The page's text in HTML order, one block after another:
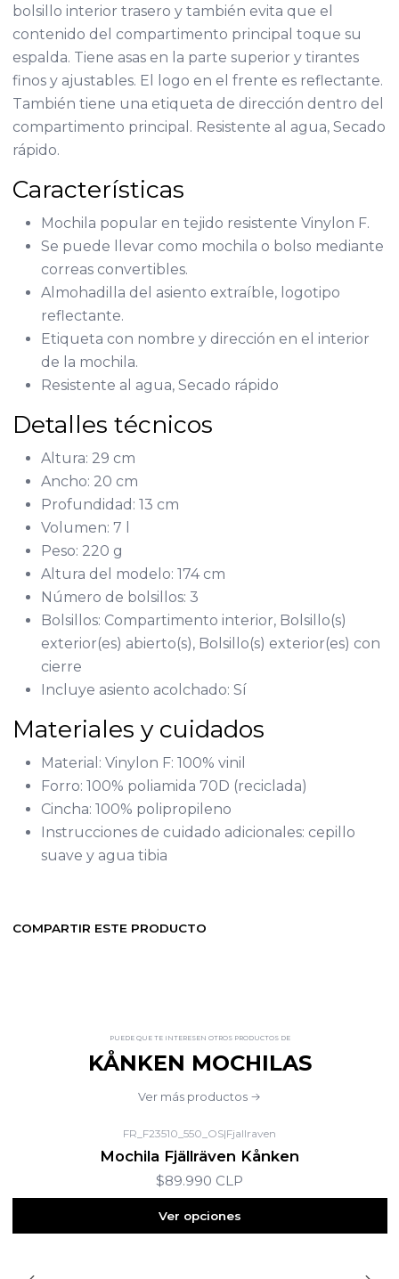
bolsillo interior trasero y también evita que el
contenido del compartimento principal toque su
espalda. Tiene asas en la parte superior y tirantes
finos y ajustables. El logo en el frente es reflectante.
También tiene una etiqueta de dirección dentro del
compartimento principal. Resistente al agua, Secado
rápido.
Características
Mochila popular en tejido resistente Vinylon F.
Se puede llevar como mochila o bolso mediante
correas convertibles.
Almohadilla del asiento extraíble, logotipo
reflectante.
Etiqueta con nombre y dirección en el interior
de la mochila.
Resistente al agua, Secado rápido
Detalles técnicos
Altura: 29 cm
Ancho: 20 cm
Profundidad: 13 cm
Volumen: 7 l
Peso: 220 g
Altura del modelo: 174 cm
Número de bolsillos: 3
Bolsillos: Compartimento interior, Bolsillo(s)
exterior(es) abierto(s), Bolsillo(s) exterior(es) con
cierre
Incluye asiento acolchado: Sí
Materiales y cuidados
Material: Vinylon F: 100% vinil
Forro: 100% poliamida 70D (reciclada)
Cincha: 100% polipropileno
Instrucciones de cuidado adicionales: cepillo
suave y agua tibia
COMPARTIR ESTE PRODUCTO
PUEDE QUE TE INTERESEN OTROS PRODUCTOS DE
KÅNKEN MOCHILAS
Ver más productos
FR_F23510_550_OS|Fjallraven
Mochila Fjällräven Kånken
$89.990 CLP
Ver opciones